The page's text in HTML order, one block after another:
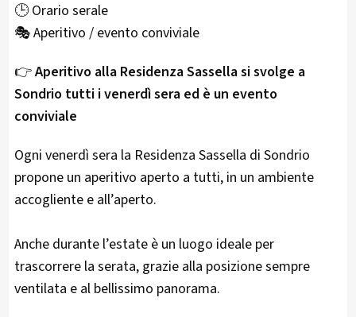
🕒 Orario serale
🎭 Aperitivo / evento conviviale
👉Aperitivo alla Residenza Sassella si svolge a
Sondrio tutti i venerdì sera ed è un evento
conviviale
Ogni venerdì sera la Residenza Sassella di Sondrio
propone un aperitivo aperto a tutti, in un ambiente
accogliente e all’aperto.
Anche durante l’estate è un luogo ideale per
trascorrere la serata, grazie alla posizione sempre
ventilata e al bellissimo panorama.